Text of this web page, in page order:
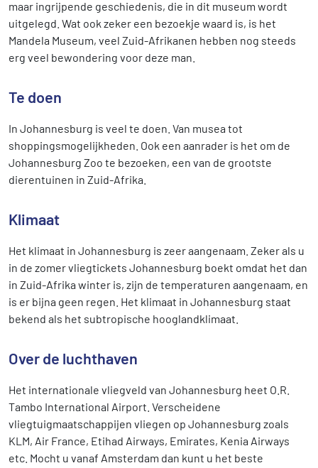
maar ingrijpende geschiedenis, die in dit museum wordt
uitgelegd. Wat ook zeker een bezoekje waard is, is het
Mandela Museum, veel Zuid-Afrikanen hebben nog steeds
erg veel bewondering voor deze man.
Te doen
In Johannesburg is veel te doen. Van musea tot
shoppingsmogelijkheden. Ook een aanrader is het om de
Johannesburg Zoo te bezoeken, een van de grootste
dierentuinen in Zuid-Afrika.
Klimaat
Het klimaat in Johannesburg is zeer aangenaam. Zeker als u
in de zomer vliegtickets Johannesburg boekt omdat het dan
in Zuid-Afrika winter is, zijn de temperaturen aangenaam, en
is er bijna geen regen. Het klimaat in Johannesburg staat
bekend als het subtropische hooglandklimaat.
Over de luchthaven
Het internationale vliegveld van Johannesburg heet O.R.
Tambo International Airport. Verscheidene
vliegtuigmaatschappijen vliegen op Johannesburg zoals
KLM, Air France, Etihad Airways, Emirates, Kenia Airways
etc. Mocht u vanaf Amsterdam dan kunt u het beste